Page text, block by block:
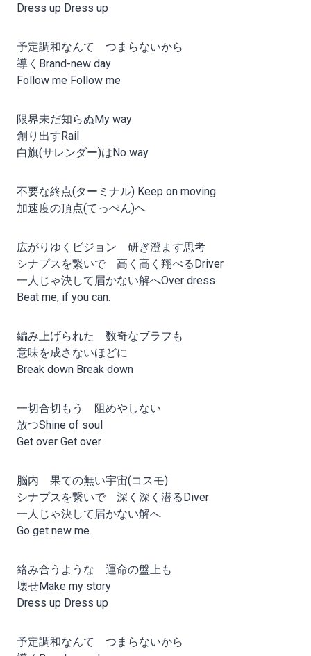
Dress up Dress up
予定調和なんて つまらないから
導くBrand-new day
Follow me Follow me
限界未だ知らぬMy way
創り出すRail
白旗(サレンダー)はNo way
不要な終点(ターミナル) Keep on moving
加速度の頂点(てっぺん)へ
広がりゆくビジョン 研ぎ澄ます思考
シナプスを繋いで 高く高く翔べるDriver
一人じゃ決して届かない解へOver dress
Beat me, if you can.
編み上げられた 数奇なブラフも
意味を成さないほどに
Break down Break down
一切合切もう 阻めやしない
放つShine of soul
Get over Get over
脳内 果ての無い宇宙(コスモ)
シナプスを繋いで 深く深く潜るDiver
一人じゃ決して届かない解へ
Go get new me.
絡み合うような 運命の盤上も
壊せMake my story
Dress up Dress up
予定調和なんて つまらないから